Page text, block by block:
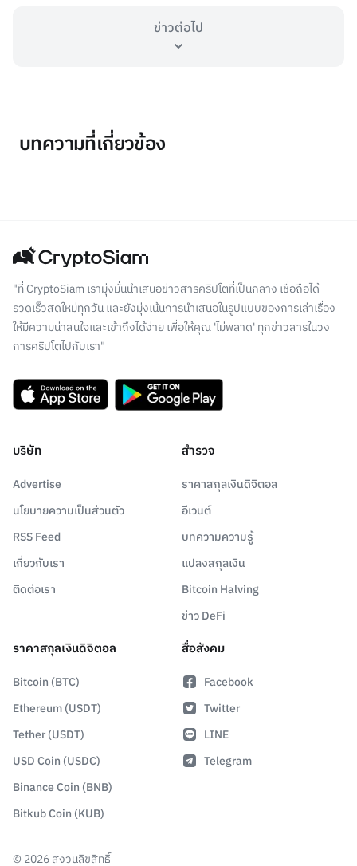
ข่าวต่อไป
บทความที่เกี่ยวข้อง
"ที่ CryptoSiam เรามุ่งมั่นนำเสนอข่าวสารคริปโตที่เป็นกลาง เชื่อถือได้
รวดเร็วสดใหม่ทุกวัน และยังมุ่งเน้นการนำเสนอในรูปแบบของการเล่าเรื่อง
ให้มีความน่าสนใจและเข้าถึงได้ง่าย เพื่อให้คุณ 'ไม่พลาด' ทุกข่าวสารในวง
การคริปโตไปกับเรา"
บริษัท
Advertise
นโยบายความเป็นส่วนตัว
RSS Feed
เกี่ยวกับเรา
ติดต่อเรา
สำรวจ
ราคาสกุลเงินดิจิตอล
อีเวนต์
บทความความรู้
แปลงสกุลเงิน
Bitcoin Halving
ข่าว DeFi
ราคาสกุลเงินดิจิตอล
Bitcoin (BTC)
Ethereum (USDT)
Tether (USDT)
USD Coin (USDC)
Binance Coin (BNB)
Bitkub Coin (KUB)
สื่อสังคม
Facebook
Twitter
LINE
Telegram
© 2026สงวนลิขสิทธิ์